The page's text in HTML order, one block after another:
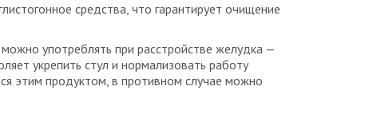
средства, что гарантирует очищение
употреблять при расстройстве желудка —
укрепить стул и нормализовать работу
этим продуктом, в противном случае можно